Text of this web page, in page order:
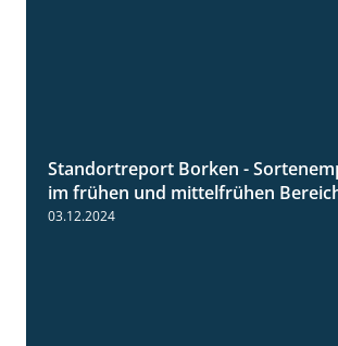
Standortreport Borken -
im frühen und mittelfrühen
03.12.2024